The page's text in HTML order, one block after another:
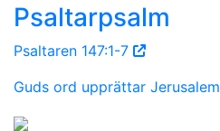
Psaltarpsalm
Psaltaren 147:1-7
Guds ord upprättar Jerusalem